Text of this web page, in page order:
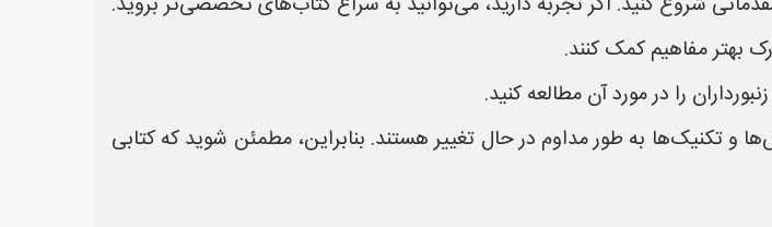
بهتر مفاهیم کمک کنند.
را در مورد آن مطالعه کنید.
و تکنیک‌ها به طور مداوم در حال تغییر هستند. بنابراین، مطمئن شوید که کتابی